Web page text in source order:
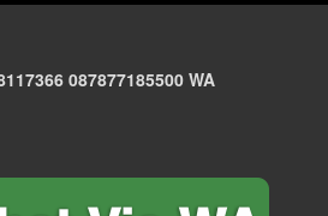
087877185500 WA